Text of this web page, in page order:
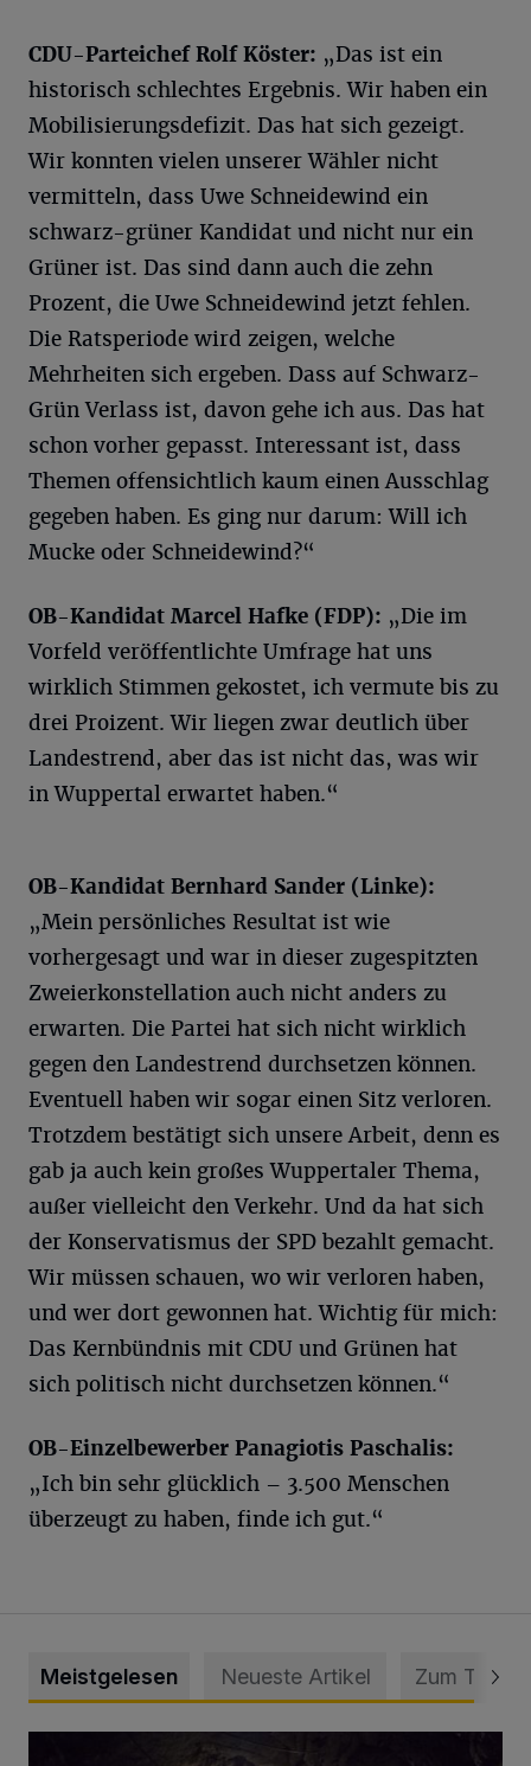
CDU-Parteichef Rolf Köster: „Das ist ein
historisch schlechtes Ergebnis. Wir haben ein
Mobilisierungsdefizit. Das hat sich gezeigt.
Wir konnten vielen unserer Wähler nicht
vermitteln, dass Uwe Schneidewind ein
schwarz-grüner Kandidat und nicht nur ein
Grüner ist. Das sind dann auch die zehn
Prozent, die Uwe Schneidewind jetzt fehlen.
Die Ratsperiode wird zeigen, welche
Mehrheiten sich ergeben. Dass auf Schwarz-
Grün Verlass ist, davon gehe ich aus. Das hat
schon vorher gepasst. Interessant ist, dass
Themen offensichtlich kaum einen Ausschlag
gegeben haben. Es ging nur darum: Will ich
Mucke oder Schneidewind?“
OB-Kandidat Marcel Hafke (FDP): „Die im
Vorfeld veröffentlichte Umfrage hat uns
wirklich Stimmen gekostet, ich vermute bis zu
drei Proizent. Wir liegen zwar deutlich über
Landestrend, aber das ist nicht das, was wir
in Wuppertal erwartet haben.“
OB-Kandidat Bernhard Sander (Linke):
„Mein persönliches Resultat ist wie
vorhergesagt und war in dieser zugespitzten
Zweierkonstellation auch nicht anders zu
erwarten. Die Partei hat sich nicht wirklich
gegen den Landestrend durchsetzen können.
Eventuell haben wir sogar einen Sitz verloren.
Trotzdem bestätigt sich unsere Arbeit, denn es
gab ja auch kein großes Wuppertaler Thema,
außer vielleicht den Verkehr. Und da hat sich
der Konservatismus der SPD bezahlt gemacht.
Wir müssen schauen, wo wir verloren haben,
und wer dort gewonnen hat. Wichtig für mich:
Das Kernbündnis mit CDU und Grünen hat
sich politisch nicht durchsetzen können.“
OB-Einzelbewerber Panagiotis Paschalis:
„Ich bin sehr glücklich – 3.500 Menschen
überzeugt zu haben, finde ich gut.“
Meistgelesen Neueste Artikel Zum Thema